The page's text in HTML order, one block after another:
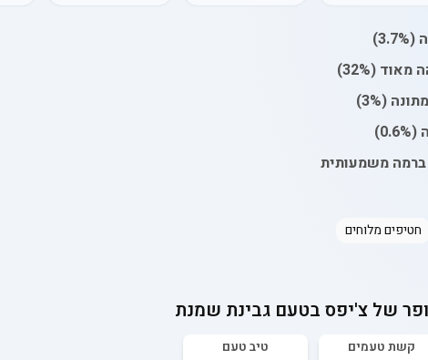
(3.7%)
מאוד (32%)
(3%)
(0.6%)
ברמה משמעותית
חטיפים מלוחים
של צ'יפס בטעם גבינת שמנת
קשת טעמים טיב טעם